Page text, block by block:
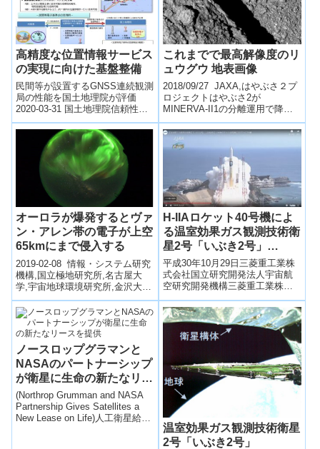
高精度な位置情報サービス
の実現に向けた基盤整備
民間等が設置するGNSS連続観測
局の性能を国土地理院が評価
2020-03-31 国土地理院信頼性の
高い位置情報サービスの質を正
確かつ客観的に評価し、利用の
安定性...
これまでで最高解像度のリ
ュウグウ 地表画像
2018/09/27 JAXA,はやぶさ２プ
ロジェクトはやぶさ2が
MINERVA-II1の分離運用で降下
した際に、望遠カメラONC-Tで
は、これまでのリュウグ...
オーロラが爆発するとヴァ
ン・アレン帯の電子が上空
65kmにまで侵入する
2019-02-08 情報・システム研究
機構,国立極地研究所,名古屋大
学,宇宙地球環境研究所,金沢大
学,電気通信大学,京都大学,東京
大学大学院理学系研究科オー...
H-IIAロケット40号機によ
る温室効果ガス観測技術衛
星2号「いぶき2号」
（GOSAT-2）及び観測衛
星「ハリーファサット
（KhalifaSat）」の打上げ
結果について
平成30年10月29日三菱重工業株
式会社国立研究開発法人宇宙航
空研究開発機構三菱重工業株式
会社及び国立研究開発法人宇宙
航空研究開発機構（JAXA）は、
種子島宇宙...
ノースロップグラマンと
NASAのパートナーシップ
が衛星に生命の新たなリー
スを提供
(Northrop Grumman and NASA
Partnership Gives Satellites a
New Lease on Life)人工衛星給油
温室効果ガス観測技術衛星
2号「いぶき2号」